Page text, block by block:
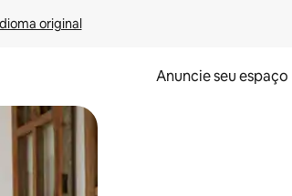
original
Anuncie seu